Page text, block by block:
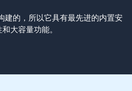
的，所以它具有最先进的内置安
大容量功能。